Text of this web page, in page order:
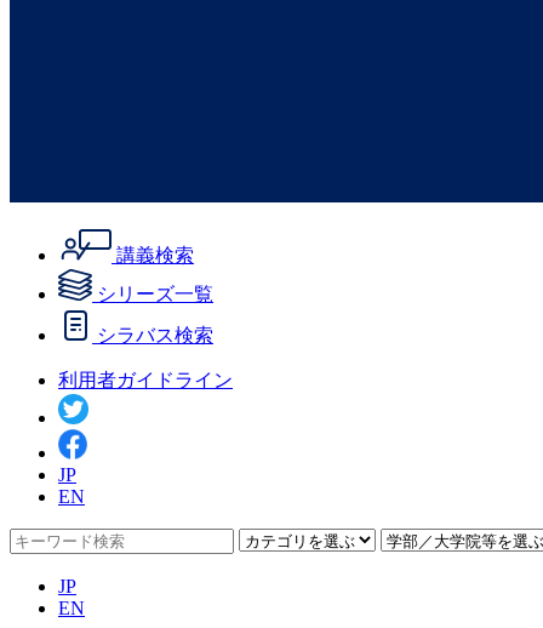
講義検索
シリーズ一覧
シラバス検索
利用者ガイドライン
JP
EN
JP
EN